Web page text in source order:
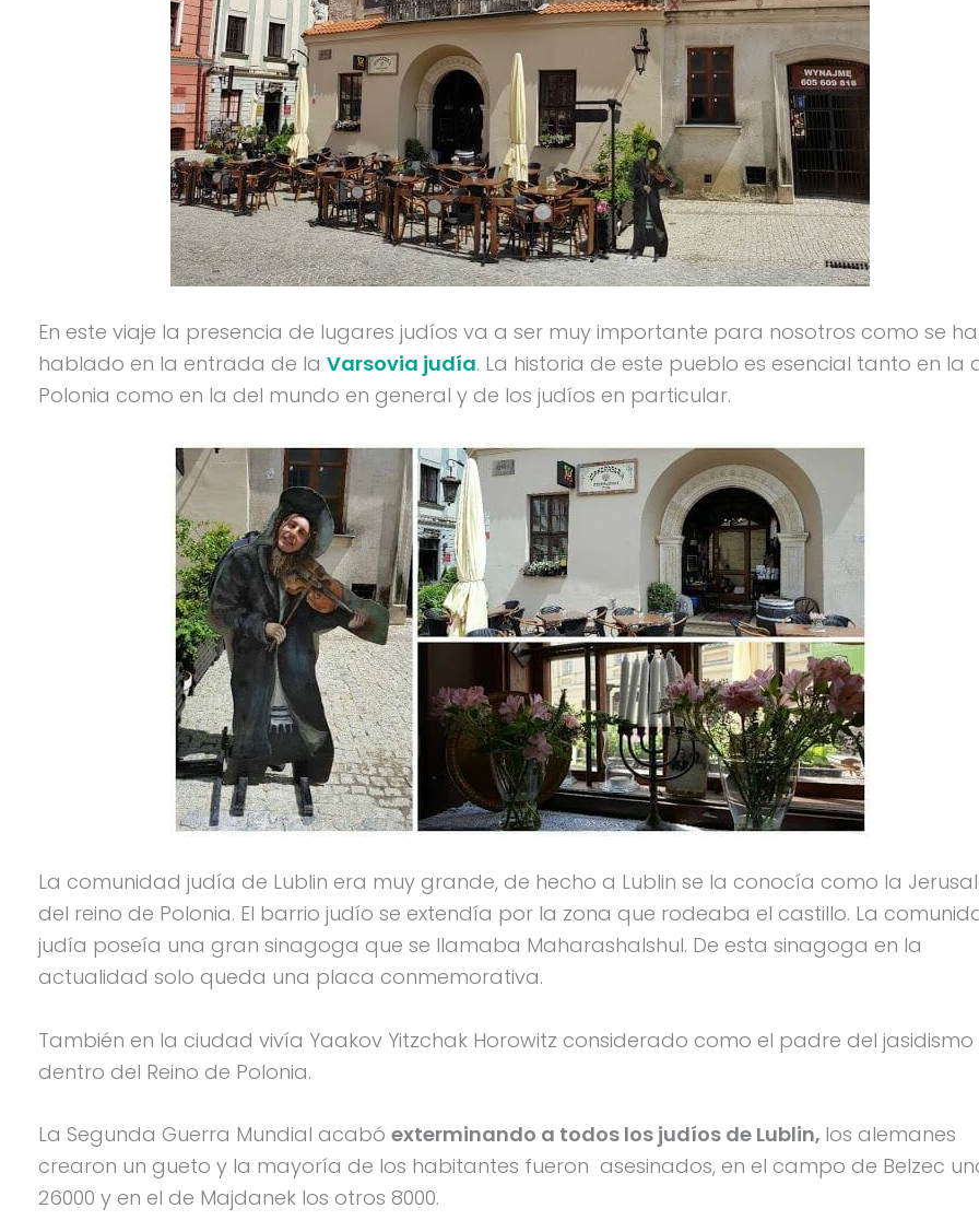
En este viaje la presencia de lugares judíos va a ser muy importante para nosotros como se ha
hablado en la entrada de la Varsovia judía. La historia de este pueblo es esencial tanto en la
Polonia como en la del mundo en general y de los judíos en particular.
La comunidad judía de Lublin era muy grande, de hecho a Lublin se la conocía como la
del reino de Polonia. El barrio judío se extendía por la zona que rodeaba el castillo. La
judía poseía una gran sinagoga que se llamaba Maharashalshul. De esta sinagoga en la
actualidad solo queda una placa conmemorativa.
También en la ciudad vivía Yaakov Yitzchak Horowitz considerado como el padre del jasidismo
dentro del Reino de Polonia.
La Segunda Guerra Mundial acabó exterminando a todos los judíos de Lublin, los alemanes
crearon un gueto y la mayoría de los habitantes fueron asesinados, en el campo de Belzec
26000 y en el de Majdanek los otros 8000.